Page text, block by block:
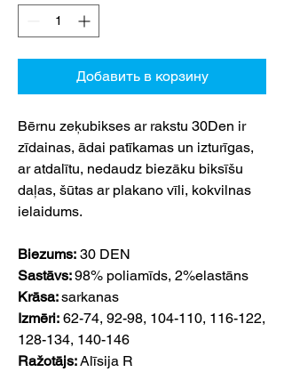
Добавить в корзину
Bērnu zeķubikses ar rakstu 30Den ir
zīdainas, ādai patīkamas un izturīgas,
ar atdalītu, nedaudz biezāku biksīšu
daļas, šūtas ar plakano vīli, kokvilnas
ielaidums.
Biezums: 30 DEN
Sastāvs:98% poliamīds, 2%elastāns
Krāsa:sarkanas
Izmēri: 62-74, 92-98, 104-110, 116-122,
128-134, 140-146
Ražotājs:Alīsija R